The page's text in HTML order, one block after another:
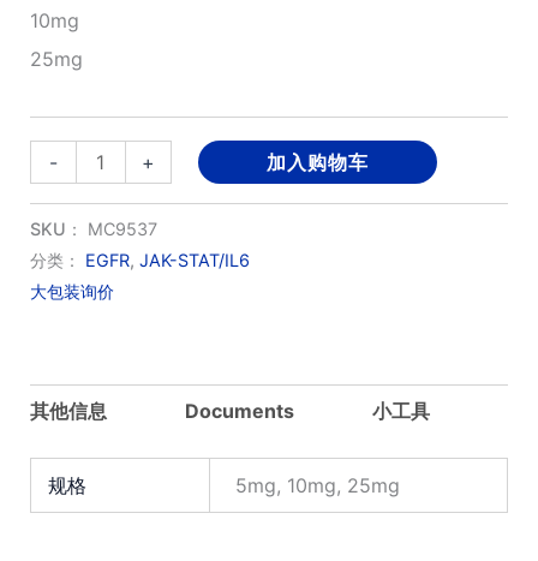
10mg
25mg
-
YS-
67
数
量
+ 加入购物车
SKU： MC9537
分类： EGFR, JAK-STAT/IL6
大包装询价
其他信息 Documents 小工具
规格 5mg, 10mg, 25mg